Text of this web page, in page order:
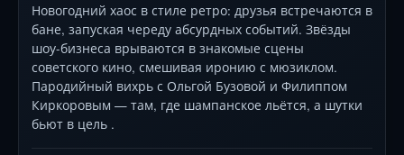
Новогодний хаос в стиле ретро: друзья встречаются в
бане, запуская череду абсурдных событий. Звёзды
шоу-бизнеса врываются в знакомые сцены
советского кино, смешивая иронию с мюзиклом.
Пародийный вихрь с Ольгой Бузовой и Филиппом
Киркоровым — там, где шампанское льётся, а шутки
бьют в цель .